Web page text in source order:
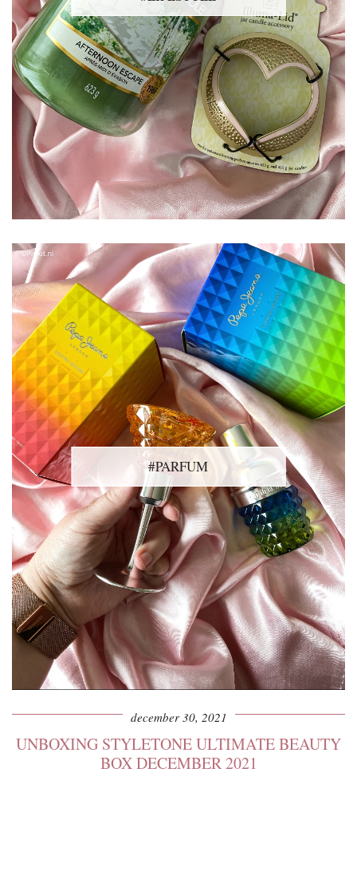
#PARFUM
december 30, 2021
UNBOXING STYLETONE ULTIMATE BEAUTY
BOX DECEMBER 2021